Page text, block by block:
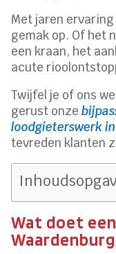
Met jaren
gemak op. Of het
een kraan, het
acute
Twijfel je of ons
gerust onze
loodgieterswerk
tevreden klanten
Wat doet